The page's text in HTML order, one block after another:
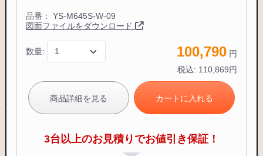
品番： YS-M645S-W-09
図面ファイルをダウンロード
数量: 100,790 円
税込: 110,869円
商品詳細を見る カートに入れる
3台以上のお見積りでお値引き保証！